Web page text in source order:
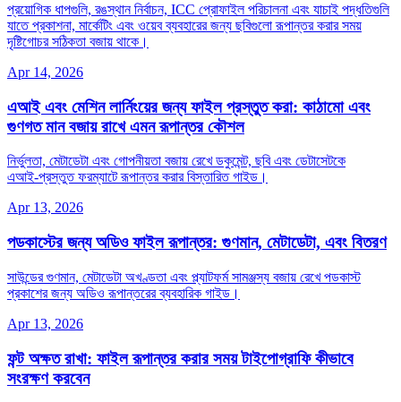
প্রয়োগিক ধাপগুলি, রঙস্থান নির্বাচন, ICC প্রোফাইল পরিচালনা এবং যাচাই পদ্ধতিগুলি
যাতে প্রকাশনা, মার্কেটিং এবং ওয়েব ব্যবহারের জন্য ছবিগুলো রূপান্তর করার সময়
দৃষ্টিগোচর সঠিকতা বজায় থাকে।
Apr 14, 2026
এআই এবং মেশিন লার্নিংয়ের জন্য ফাইল প্রস্তুত করা: কাঠামো এবং
গুণগত মান বজায় রাখে এমন রূপান্তর কৌশল
নির্ভুলতা, মেটাডেটা এবং গোপনীয়তা বজায় রেখে ডকুমেন্ট, ছবি এবং ডেটাসেটকে
এআই‑প্রস্তুত ফরম্যাটে রূপান্তর করার বিস্তারিত গাইড।
Apr 13, 2026
পডকাস্টের জন্য অডিও ফাইল রূপান্তর: গুণমান, মেটাডেটা, এবং বিতরণ
সাউন্ডের গুণমান, মেটাডেটা অখণ্ডতা এবং প্ল্যাটফর্ম সামঞ্জস্য বজায় রেখে পডকাস্ট
প্রকাশের জন্য অডিও রূপান্তরের ব্যবহারিক গাইড।
Apr 13, 2026
ফন্ট অক্ষত রাখা: ফাইল রূপান্তর করার সময় টাইপোগ্রাফি কীভাবে
সংরক্ষণ করবেন